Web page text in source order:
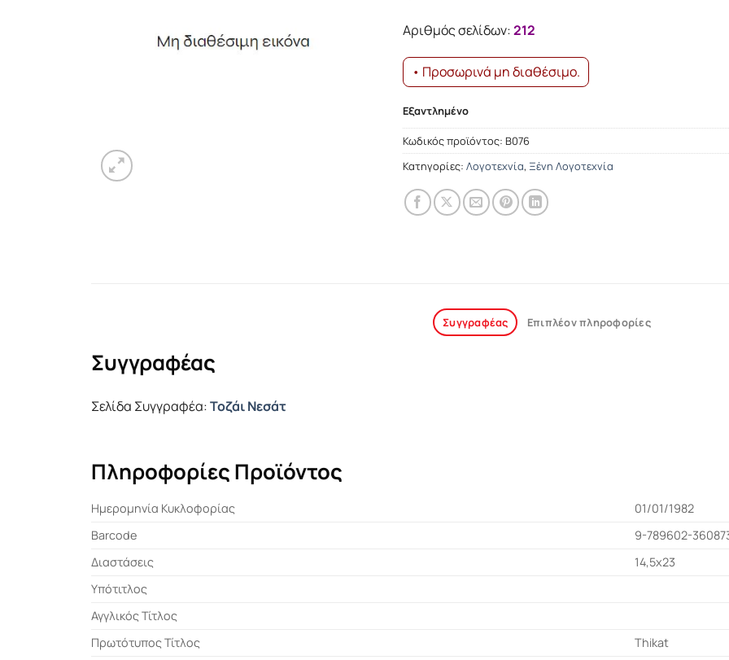
Αριθμός σελίδων:212
• Προσωρινά μη διαθέσιμο.
Εξαντλημένο
Κωδικός προϊόντος:Β076
Κατηγορίες:Λογοτεχνία, Ξένη Λογοτεχνία
Συγγραφέας Επιπλέον πληροφορίες
Συγγραφέας
Σελίδα Συγγραφέα:Τοζάι Νεσάτ
Πληροφορίες Προϊόντος
Ημερομηνία Κυκλοφορίας
01/01/1982
Barcode
9-789602-
Διαστάσεις
14,5x23
Υπότιτλος
Αγγλικός Τίτλος
Πρωτότυπος Τίτλος
Thikat